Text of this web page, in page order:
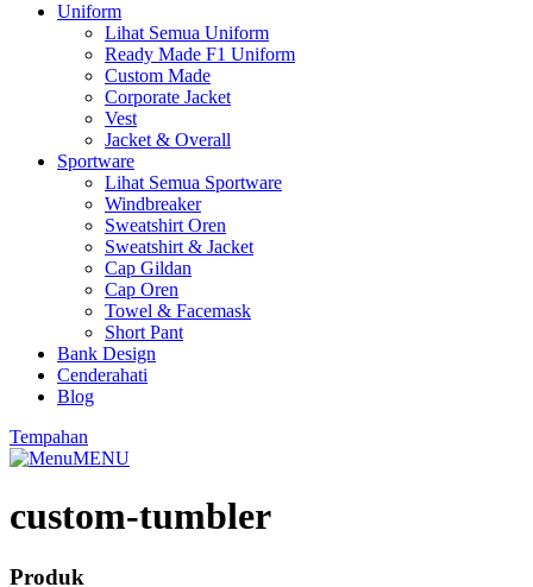
Uniform
Lihat Semua Uniform
Ready Made F1 Uniform
Custom Made
Corporate Jacket
Vest
Jacket & Overall
Sportware
Lihat Semua Sportware
Windbreaker
Sweatshirt Oren
Sweatshirt & Jacket
Cap Gildan
Cap Oren
Towel & Facemask
Short Pant
Bank Design
Cenderahati
Blog
Tempahan
MENU
custom-tumbler
Produk